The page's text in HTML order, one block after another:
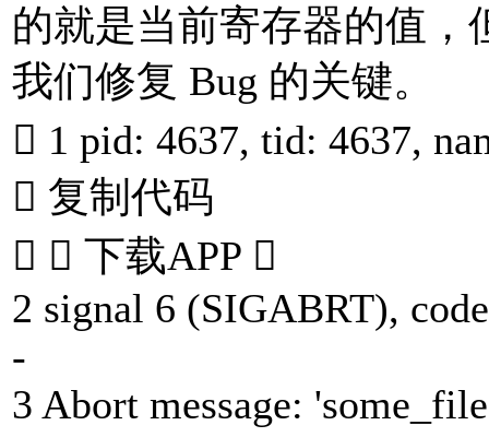
的就是当前寄存器的值，
我们修复 Bug 的关键。
 1 pid: 4637, tid: 4637,
 复制代码
  下载APP 
2 signal 6 (SIGABRT),
-
3 Abort message: